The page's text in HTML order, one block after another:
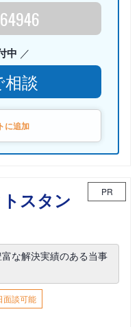
中
相談
に追加
スタン
PR
な解決実績のある当事
面談可能